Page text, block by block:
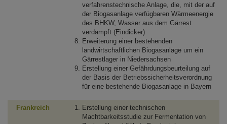
verfahrenstechnische Anlage, die, mit der auf
der Biogasanlage verfügbaren Wärmeenergie
des BHKW, Wasser aus dem Gärrest
verdampft (Eindicker)
Erweiterung einer bestehenden
landwirtschaftlichen Biogasanlage um ein
Gärrestlager in Niedersachsen
Erstellung einer Gefährdungsbeurteilung auf
der Basis der Betriebssicherheitsverordnung
für eine bestehende Biogasanlage in Bayern
Frankreich
Erstellung einer technischen
Machtbarkeitsstudie zur Fermentation von